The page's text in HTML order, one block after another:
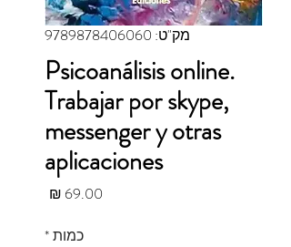
מק"ט: 9789878406060
Psicoanálisis online.
Trabajar por skype,
messenger y otras
aplicaciones
כמות*